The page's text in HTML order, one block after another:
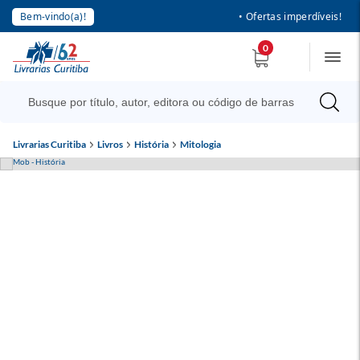
Bem-vindo(a)! • Ofertas imperdíveis!
0
Livrarias Curitiba Livros História Mitologia